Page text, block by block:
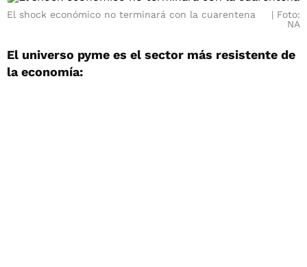
El shock económico no terminará con la cuarentena
Foto:
NA
El universo pyme es el sector más resistente de
la economía: